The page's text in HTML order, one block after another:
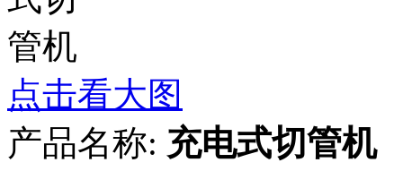
点击看大图
产品名称: 充电式切管机